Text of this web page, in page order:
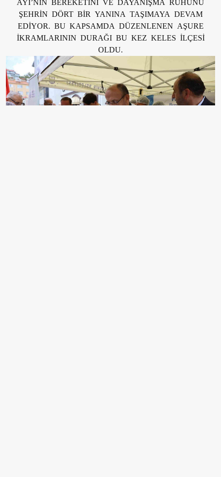
AYI’NIN BEREKETİNİ VE DAYANIŞMA RUHUNU
ŞEHRİN DÖRT BİR YANINA TAŞIMAYA DEVAM
EDİYOR. BU KAPSAMDA DÜZENLENEN AŞURE
İKRAMLARININ DURAĞI BU KEZ KELES İLÇESİ
OLDU.